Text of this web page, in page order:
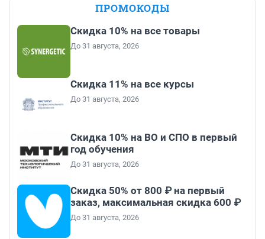
ПРОМОКОДЫ
Скидка 10% на все товары
До 31 августа, 2026
Скидка 11% на все курсы
До 31 августа, 2026
Скидка 10% на ВО и СПО в первый
год обучения
До 31 августа, 2026
Скидка 50% от 800 ₽ на первый
заказ, максимальная скидка 600 ₽
До 31 августа, 2026